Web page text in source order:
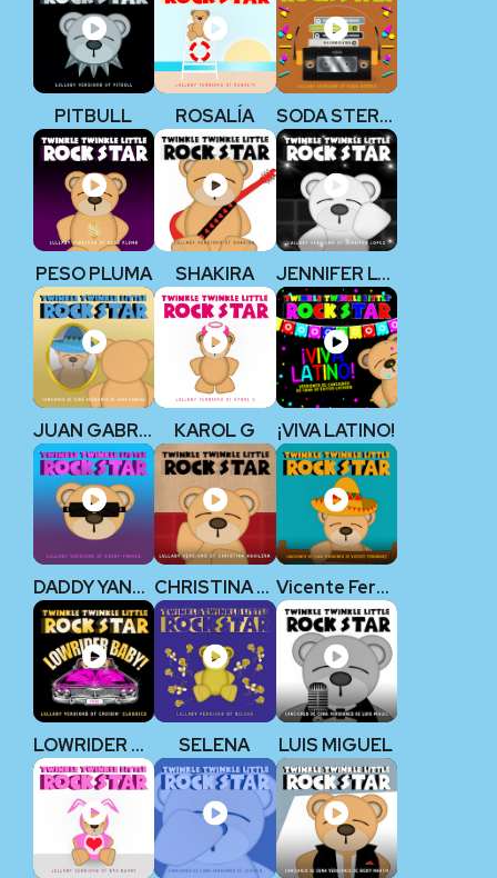
PITBULL ROSALÍA SODA STEREO
PESO PLUMA SHAKIRA JENNIFER LOPEZ
JUAN GABRIEL KAROL G ¡VIVA LATINO!
DADDY YANKEE CHRISTINA AGUILERA Vicente Fernández
LOWRIDER BABY! SELENA LUIS MIGUEL